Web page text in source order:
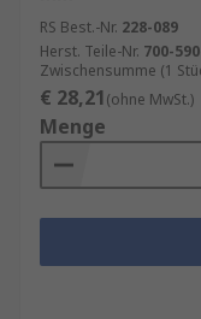
RS Best.-Nr. 228-089
Herst. Teile-Nr. 700-
Zwischensumme (1
€ 28,21(ohne MwSt.)
Menge